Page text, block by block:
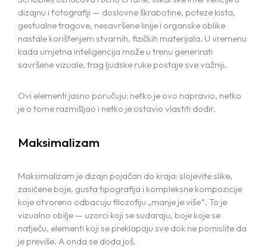
dizajnu i fotografiji — doslovne škrabotine, poteze kista,
gestualne tragove, nesavršene linije i organske oblike
nastale korištenjem stvarnih, fizičkih materijala. U vremenu
kada umjetna inteligencija može u trenu generirati
savršene vizuale, trag ljudske ruke postaje sve važniji.
Ovi elementi jasno poručuju: netko je ovo napravio, netko
je o tome razmišljao i netko je ostavio vlastiti dodir.
Maksimalizam
Maksimalizam je dizajn pojačan do kraja: slojevite slike,
zasićene boje, gusta tipografija i kompleksne kompozicije
koje otvoreno odbacuju filozofiju „manje je više“. To je
vizualno obilje — uzorci koji se sudaraju, boje koje se
natječu, elementi koji se preklapaju sve dok ne pomislite da
je previše. A onda se doda još.